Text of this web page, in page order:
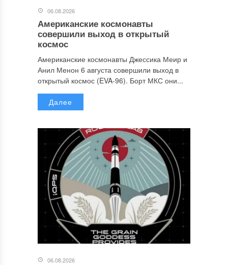
06.08.2026
Американские космонавты
совершили выход в открытый
космос
Американские космонавты Джессика Меир и
Анил Менон 6 августа совершили выход в
открытый космос (EVA-96). Борт МКС они...
Далее
06.08.2026